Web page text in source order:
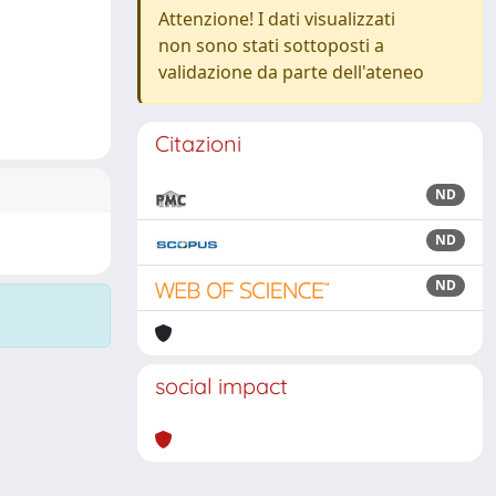
Attenzione! I dati visualizzati
non sono stati sottoposti a
validazione da parte dell'ateneo
Citazioni
ND
ND
ND
social impact